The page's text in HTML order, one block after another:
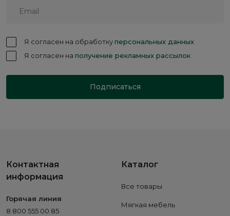
Я согласен на обработкуперсональных данных
Я согласен на получение рекламных рассылок
Подписаться
Контактная
информация
Горячая линия
8 800 555 00 85
Каталог
Все товары
Мягкая мебель